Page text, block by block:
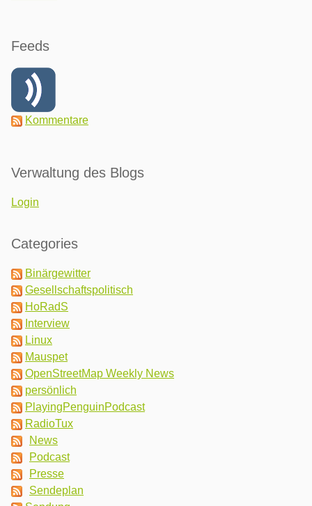
Feeds
Kommentare
Verwaltung des Blogs
Login
Categories
Binärgewitter
Gesellschaftspolitisch
HoRadS
Interview
Linux
Mauspet
OpenStreetMap Weekly News
persönlich
PlayingPenguinPodcast
RadioTux
News
Podcast
Presse
Sendeplan